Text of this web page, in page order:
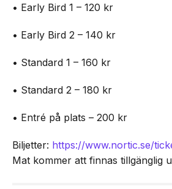
• Early Bird 1 – 120 kr
• Early Bird 2 – 140 kr
• Standard 1 – 160 kr
• Standard 2 – 180 kr
• Entré på plats – 200 kr
Biljetter: https://www.nortic.se/
Mat kommer att finnas tillgänglig